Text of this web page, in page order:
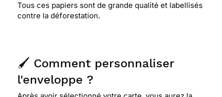
Tous ces papiers sont de grande qualité et labellisés
contre la déforestation.
🖌️ Comment personnaliser
l'enveloppe ?